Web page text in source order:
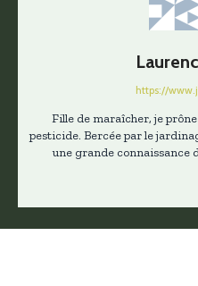
https://
Fille de maraîcher, je
pesticide. Bercée par le
une grande connaissance